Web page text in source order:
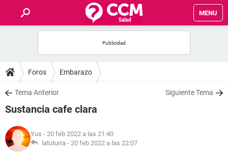
MENU
FOROS
SALUD
NUTRICIÓN
Foros Embarazo
Tema Anterior Siguiente Tema
Sustancia cafe clara
Yus - 20 feb 2022 a las 21:40
latuturra - 20 feb 2022 a las 22:07